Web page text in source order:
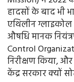
हादसों के बाद भी
एथिलीन ग्लाइकोल
औषधि मानक
Control
निरीक्षण किया,
केंद्र सरकार क्यों